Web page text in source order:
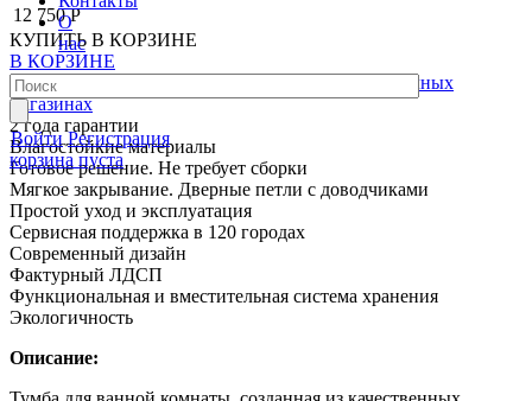
О
нас
Войти Регистрация
корзина пуста
12 750 Р
КУПИТЬ В КОРЗИНЕ
В КОРЗИНЕ
Товар можно купить
в наших розничных
магазинах
2 года гарантии
Влагостойкие материалы
Готовое решение. Не требует сборки
Мягкое закрывание. Дверные петли с доводчиками
Простой уход и эксплуатация
Сервисная поддержка в 120 городах
Современный дизайн
Фактурный ЛДСП
Функциональная и вместительная система хранения
Экологичность
Описание: